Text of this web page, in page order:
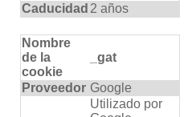
Caducidad 2 años
Nombre
de la
cookie
_gat
Proveedor Google
Utilizado por